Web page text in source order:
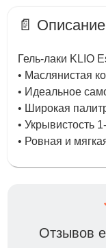
📄 Описание
Гель-лаки KLIO
• Маслянистая
• Идеальное
• Широкая
• Укрывистость
• Ровная и
Отзывов